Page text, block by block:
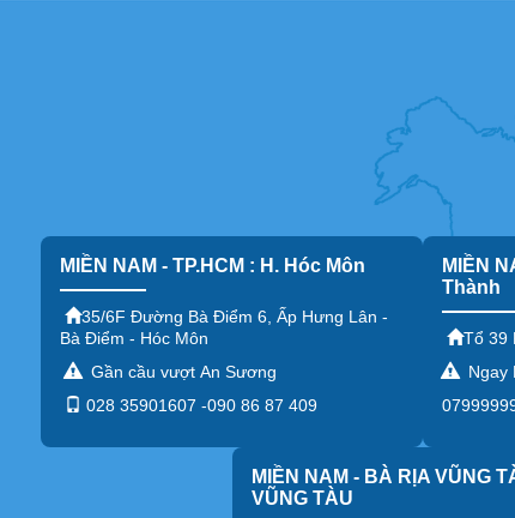
MIỀN NAM - TP.HCM : H. Hóc Môn
35/6F Đường Bà Điểm 6, Ấp Hưng Lân -
Bà Điểm - Hóc Môn
Gần cầu vượt An Sương
028 35901607 -090 86 87 409
MIỀN
Thành
Tổ 39
Ngay
MIỀN NAM - BÀ RỊA VŨNG
VŨNG TÀU